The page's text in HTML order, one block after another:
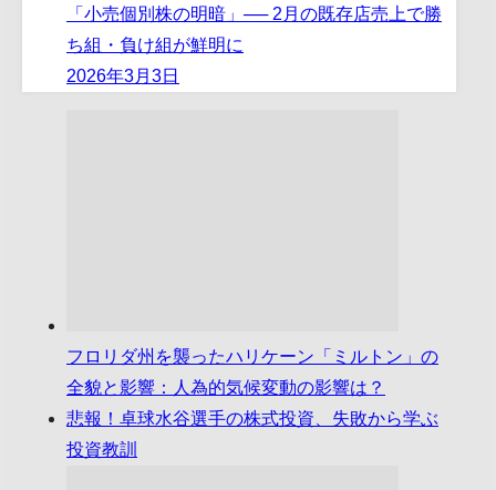
「小売個別株の明暗」── 2月の既存店売上で勝
ち組・負け組が鮮明に
2026年3月3日
フロリダ州を襲ったハリケーン「ミルトン」の
全貌と影響：人為的気候変動の影響は？
悲報！卓球水谷選手の株式投資、失敗から学ぶ
投資教訓